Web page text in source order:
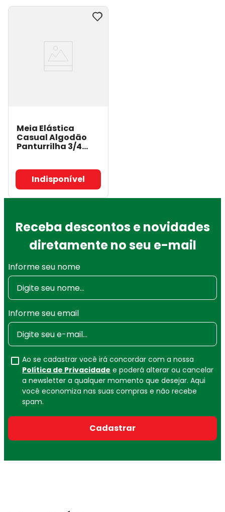
Meia Elástica
Casual Algodão
Panturrilha 3/4
Aberta - Sigvaris
Sigvaris
Indisponível
Receba descontos e novidades
diretamente no seu e-mail
Informe seu nome
Informe seu email
Ao se cadastrar você irá concordar com a nossa
Política de Privacidade e poderá alterar ou cancelar
a newsletter a qualquer momento que desejar. Aqui
você economiza nas suas compras e não recebe
spam.
Cadastrar